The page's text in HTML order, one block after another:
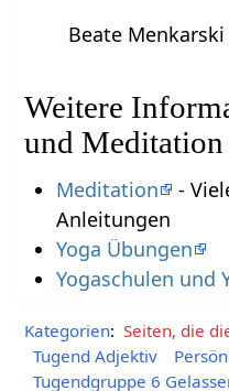
Beate Menkarski
Weitere
und Meditation
Meditation
-
Anleitungen
Yoga Übungen
Yogaschulen und
Kategorien: Seiten, die
Tugend Adjektiv
Tugendgruppe 6